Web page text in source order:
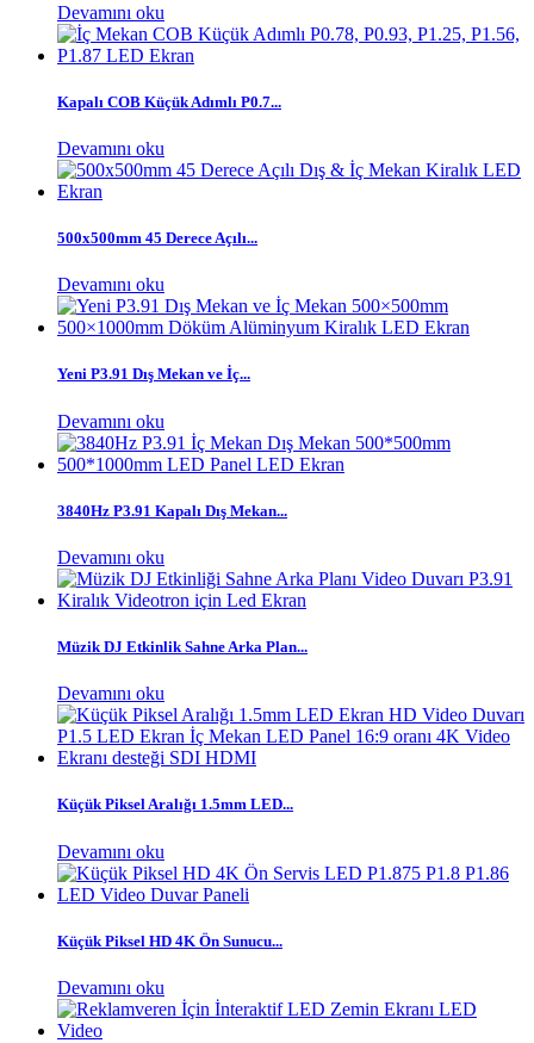
Devamını oku
Kapalı COB Küçük Adımlı P0.7...
Devamını oku
500x500mm 45 Derece Açılı...
Devamını oku
Yeni P3.91 Dış Mekan ve İç...
Devamını oku
3840Hz P3.91 Kapalı Dış Mekan...
Devamını oku
Müzik DJ Etkinlik Sahne Arka Plan...
Devamını oku
Küçük Piksel Aralığı 1.5mm LED...
Devamını oku
Küçük Piksel HD 4K Ön Sunucu...
Devamını oku